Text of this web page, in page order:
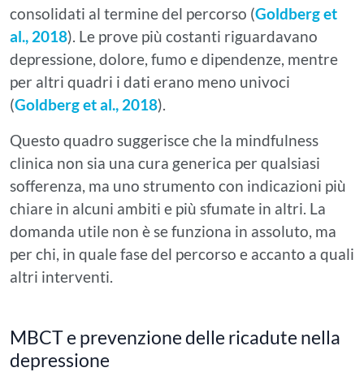
consolidati al termine del percorso (Goldberg et
al., 2018). Le prove più costanti riguardavano
depressione, dolore, fumo e dipendenze, mentre
per altri quadri i dati erano meno univoci
(Goldberg et al., 2018).
Questo quadro suggerisce che la mindfulness
clinica non sia una cura generica per qualsiasi
sofferenza, ma uno strumento con indicazioni più
chiare in alcuni ambiti e più sfumate in altri. La
domanda utile non è se funziona in assoluto, ma
per chi, in quale fase del percorso e accanto a quali
altri interventi.
MBCT e prevenzione delle ricadute nella
depressione